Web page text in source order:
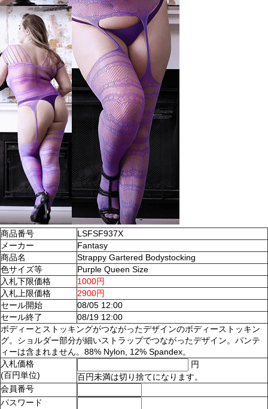
商品番号
LSFSF937X
メーカー
Fantasy
商品名
Strappy Gartered Bodystocking
色サイズ等
Purple Queen Size
入札下限価格
1000円
入札上限価格
2900円
セール開始
08/05 12:00
セール終了
08/19 12:00
ボディーとストッキングがつながったデザインのボディーストッキン
グ。ショルダー部分が細いストラップでつながったデザイン。パンテ
ィーは含まれません。88% Nylon, 12% Spandex。
入札価格
(百円単位)
円
百円未満は切り捨てになります。
会員番号
パスワード